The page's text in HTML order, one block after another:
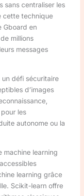
sans centraliser les
cette technique
Gboard en
millions
messages
défi sécuritaire
d’images
les
autonome ou la
machine learning
learning grâce
Scikit-learn offre